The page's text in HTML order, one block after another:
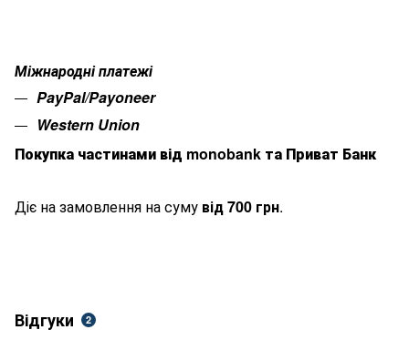
Міжнародні платежі
PayPal/Payoneer
Western Union
Покупка частинами від monobank та Приват Банк
Діє на замовлення на суму від 700 грн.
Відгуки 2